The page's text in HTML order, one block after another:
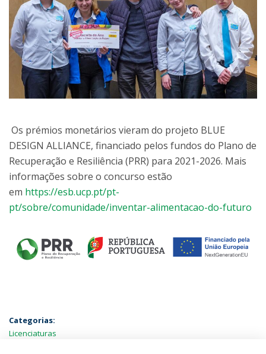
Os prémios monetários vieram do projeto BLUE
DESIGN ALLIANCE, financiado pelos fundos do Plano de
Recuperação e Resiliência (PRR) para 2021-2026. Mais
informações sobre o concurso estão
em https://esb.ucp.pt/pt-
pt/sobre/comunidade/inventar-alimentacao-do-futuro
Categorias:
Licenciaturas